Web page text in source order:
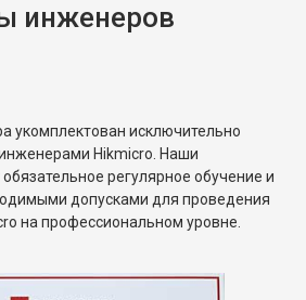
инженеров
укомплектован исключительно
Hikmicro. Наши
регулярное обучение и
допусками для проведения
на профессиональном уровне.